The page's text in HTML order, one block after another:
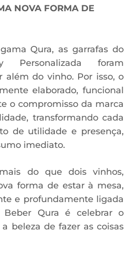
NOVA FORMA DE
Qura, as garrafas do
Personalizada foram
além do vinho. Por isso, o
elaborado, funcional
o compromisso da marca
transformando cada
de utilidade e presença,
imediato.
do que dois vinhos,
forma de estar à mesa,
e profundamente ligada
Qura é celebrar o
beleza de fazer as coisas